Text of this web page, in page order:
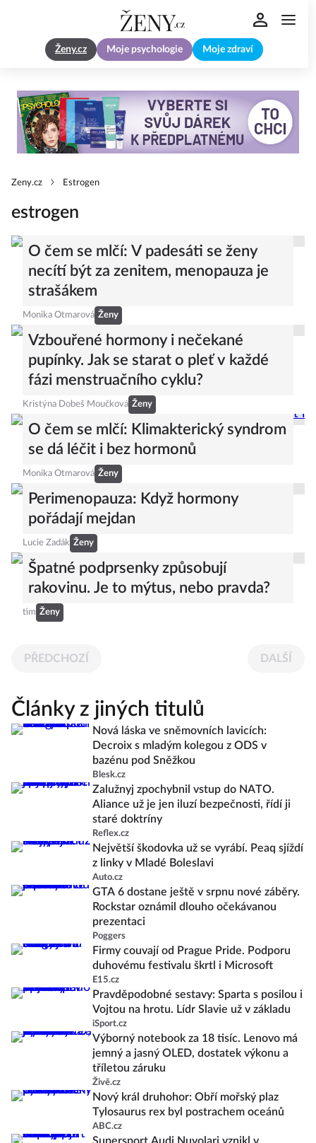
Ženy.cz Moje psychologie Moje zdraví
Zeny.cz Estrogen
estrogen
O čem se mlčí: V padesáti se ženy
necítí být za zenitem, menopauza je
strašákem
Monika Otmarová Ženy
Vzbouřené hormony i nečekané
pupínky. Jak se starat o pleť v každé
fázi menstruačního cyklu?
Kristýna Dobeš Moučková Ženy
O čem se mlčí: Klimakterický syndrom
se dá léčit i bez hormonů
Monika Otmarová Ženy
Perimenopauza: Když hormony
pořádají mejdan
Lucie Zadák Ženy
Špatné podprsenky způsobují
rakovinu. Je to mýtus, nebo pravda?
tim Ženy
PŘEDCHOZÍ DALŠÍ
Články z jiných titulů
Nová láska ve sněmovních lavicích:
Decroix s mladým kolegou z ODS v
bazénu pod Sněžkou
Blesk.cz
Zalužnyj zpochybnil vstup do NATO.
Aliance už je jen iluzí bezpečnosti, řídí ji
staré doktríny
Reflex.cz
Největší škodovka už se vyrábí. Peaq sjíždí
z linky v Mladé Boleslavi
Auto.cz
GTA 6 dostane ještě v srpnu nové záběry.
Rockstar oznámil dlouho očekávanou
prezentaci
Poggers
Firmy couvají od Prague Pride. Podporu
duhovému festivalu škrtl i Microsoft
E15.cz
Pravděpodobné sestavy: Sparta s posilou i
Vojtou na hrotu. Lídr Slavie už v základu
iSport.cz
Výborný notebook za 18 tisíc. Lenovo má
jemný a jasný OLED, dostatek výkonu a
tříletou záruku
Živě.cz
Nový král druhohor: Obří mořský plaz
Tylosaurus rex byl postrachem oceánů
ABC.cz